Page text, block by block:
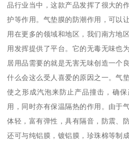
品行业当中，这款产品发挥了很大的
护等作用。气垫膜的防潮作用，可以
用在更多的领域和地区，我们南方地
用发挥提供了平台。它的无毒无味也
居用品需要的就是无害无味创造一个
什么会这么受人喜爱的原因之一。气
使之形成汽泡来防止产品撞击，确
用，同时亦有保温隔热的作用。由于
体轻，富有弹性，具有隔音，防震、
还可与纯铝膜，镀铝膜，珍珠棉等制